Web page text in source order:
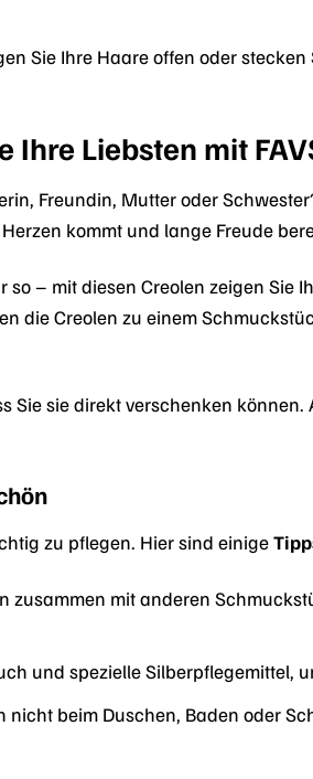
Sie Ihre Haare offen oder
Liebsten mit
Freundin, Mutter oder
kommt und lange Freude
– mit diesen Creolen zeigen Sie
die Creolen zu einem
Sie sie direkt verschenken
zu pflegen. Hier sind einige
zusammen mit anderen
und spezielle Silberpflegemittel,
nicht beim Duschen, Baden oder